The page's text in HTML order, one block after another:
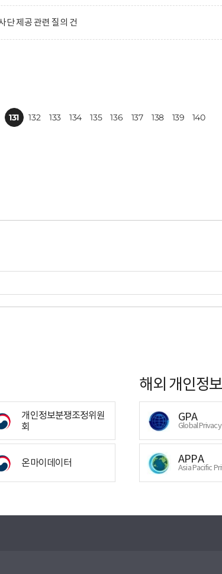
단 제공 관련 질의 건
131 132 133 134 135 136 137 138 139 140
개인정보분쟁조정위원
회
온마이데이터
해외 개인정
GPA
Global
APPA
Asia Pacific